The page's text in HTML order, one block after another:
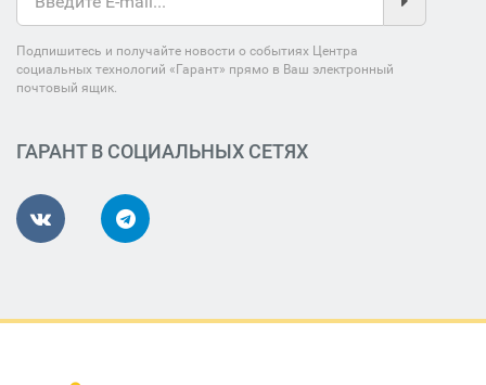
Подпишитесь и получайте новости о событиях Центра
социальных технологий «Гарант» прямо в Ваш электронный
почтовый ящик.
ГАРАНТ В СОЦИАЛЬНЫХ СЕТЯХ